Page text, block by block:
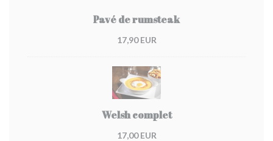
Pavé de rumsteak
17,90 EUR
Welsh complet
17,00 EUR